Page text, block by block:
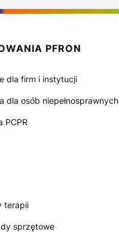
PFRON
dla firm i instytucji
dla osób niepełnosprawnych
PCPR
terapii
sprzętowe